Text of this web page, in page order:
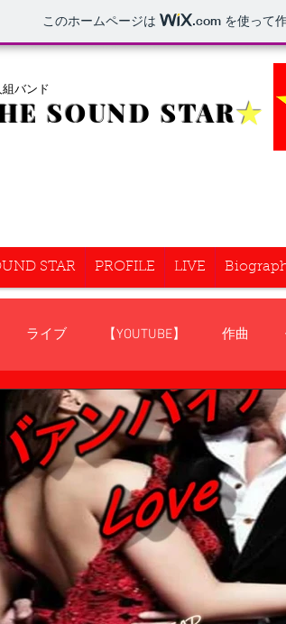
このホームページは .com を使って
SOUND STAR★
バンド
STAR PROFILE LIVE
ライブ 【YOUTUBE】 作曲